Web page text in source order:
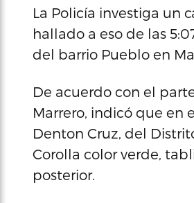
La Policía investiga un
hallado a eso de las
del barrio Pueblo en
De acuerdo con el
Marrero, indicó que en
Denton Cruz, del
Corolla color verde,
posterior.